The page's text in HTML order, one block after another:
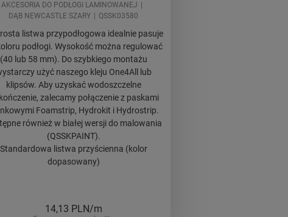
AKCESORIA DO PODŁOGI LAMINOWANEJ
DĄB NEWCASTLE SZARY
QSSK03580
listwa przypodłogowa idealnie pasuje
podłogi. Wysokość można regulować
(40 lub 58 mm). Do szybkiego montażu
użyć naszego kleju One4All lub
klipsów. Aby uzyskać wodoszczelne
zalecamy połączenie z paskami
Foamstrip, Hydrokit i Hydrostrip.
również w białej wersji do malowania
(QSSKPAINT).
Standardowa listwa przyścienna (kolor
dopasowany)
14,13 PLN/m